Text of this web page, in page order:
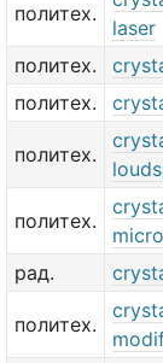
политех.
laser
политех.
политех.
политех.
политех.
рад.
политех.